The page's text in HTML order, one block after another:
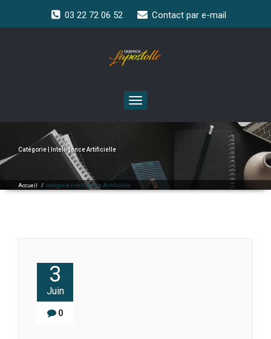
03 22 72 06 52 Contact par e-mail
Toggle
navigation
Catégorie | Intelligence Artificielle
Accueil / catégorie Intelligence Artificielle
3
Juin
0